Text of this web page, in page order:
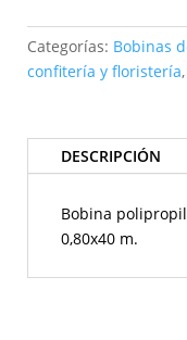
106
verde
cantidad
Categorías: Bobinas
confitería y floristería,
DESCRIPCIÓN
Bobina
0,80x40 m.